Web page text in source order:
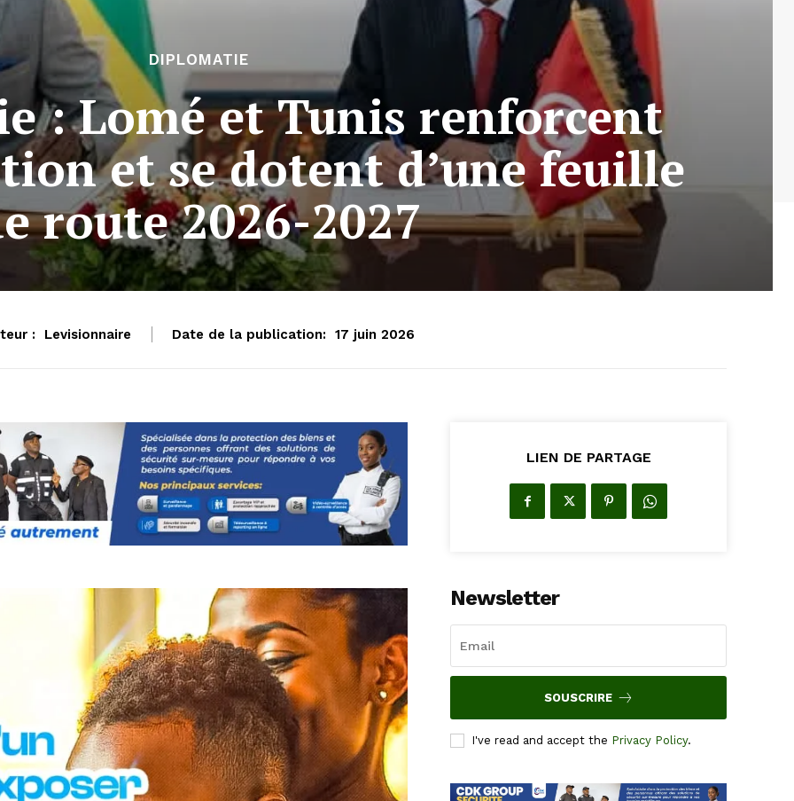
DIPLOMATIE
: Lomé et Tunis renforcent
et se dotent d’une feuille
route 2026-2027
: Levisionnaire Date de la publication: 17 juin 2026
LIEN DE PARTAGE
Newsletter
SOUSCRIRE
I've read and accept the Privacy Policy.